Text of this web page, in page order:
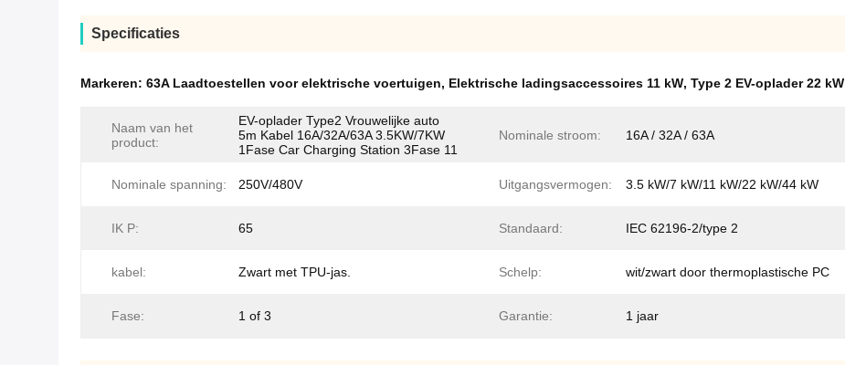
Specificaties
Markeren: 63A Laadtoestellen voor elektrische voertuigen, Elektrische ladingsaccessoires 11 kW, Type 2 EV-oplader 22 kW
Naam van het
product:
EV-oplader Type2 Vrouwelijke auto
5m Kabel 16A/32A/63A 3.5KW/7KW
1Fase Car Charging Station 3Fase 11
Nominale stroom: 16A / 32A / 63A
Nominale spanning: 250V/480V Uitgangsvermogen: 3.5 kW/7 kW/11 kW/22 kW/44 kW
IK P: 65 Standaard: IEC 62196-2/type 2
kabel: Zwart met TPU-jas. Schelp: wit/zwart door thermoplastische PC
Fase: 1 of 3 Garantie: 1 jaar